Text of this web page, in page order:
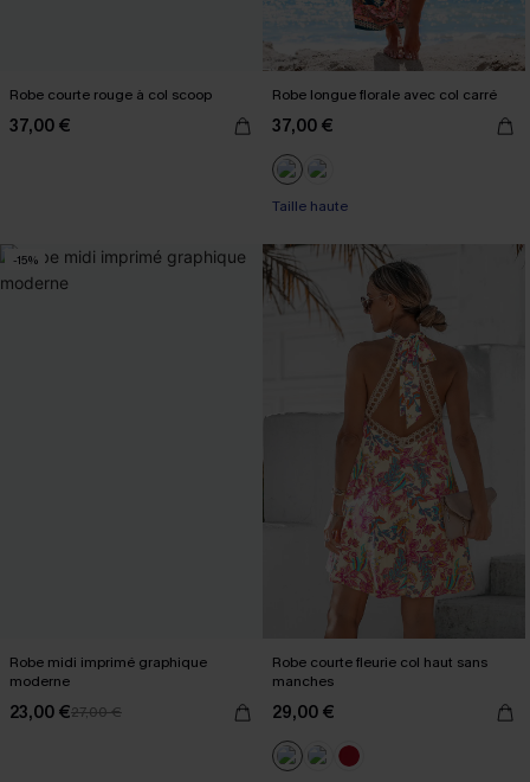
Robe courte rouge à col scoop
37,00 €
Robe longue florale avec col carré
37,00 €
Taille haute
-15%
Robe midi imprimé graphique
moderne
23,00 €27,00 €
Robe courte fleurie col haut sans
manches
29,00 €